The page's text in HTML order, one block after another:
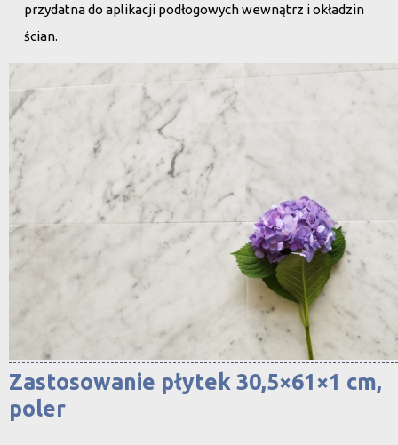
przydatna do aplikacji podłogowych wewnątrz i okładzin
ścian.
Zastosowanie płytek 30,5×61×1 cm,
poler